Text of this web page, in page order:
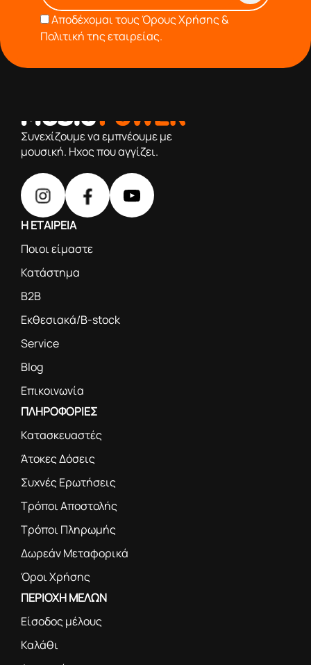
Αποδέχομαι τουςΌρους Χρήσης &
Πολιτική της εταιρείας.
Συνεχίζουμε να εμπνέουμε με
μουσική. Ηχος που αγγίζει.
Η ΕΤΑΙΡΕΙΑ
Ποιοι είμαστε
Κατάστημα
B2B
Εκθεσιακά/B-stock
Service
Blog
Επικοινωνία
ΠΛΗΡΟΦΟΡΙΕΣ
Κατασκευαστές
Άτοκες Δόσεις
Συχνές Ερωτήσεις
Τρόποι Αποστολής
Τρόποι Πληρωμής
Δωρεάν Μεταφορικά
Όροι Χρήσης
ΠΕΡΙΟΧΗ ΜΕΛΩΝ
Είσοδος μέλους
Καλάθι